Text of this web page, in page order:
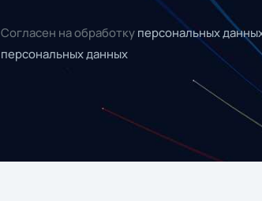
Согласен на обработку персональных
персональных данных